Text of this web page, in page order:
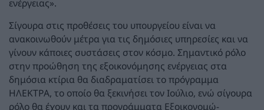
ενέργειας».
Σίγουρα στις προθέσεις του υπουργείου είναι να
ανακοινωθούν μέτρα για τις δημόσιες υπηρεσίες και να
γίνουν κάποιες συστάσεις στον κόσμο. Σημαντικό ρόλο
στην προώθηση της εξοικονόμησης ενέργειας στα
δημόσια κτίρια θα διαδραματίσει το πρόγραμμα
ΗΛΕΚΤΡΑ, το οποίο θα ξεκινήσει τον Ιούλιο, ενώ σίγουρα
ρόλο θα έχουν και τα προγράμματα Εξοικονομώ-